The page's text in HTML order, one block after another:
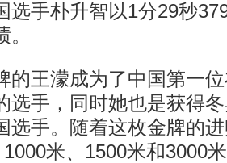
选手朴升智以1分29秒
王濛成为了中国第一位
选手，同时她也是获得
选手。随着这枚金牌的
米、1500米和3000